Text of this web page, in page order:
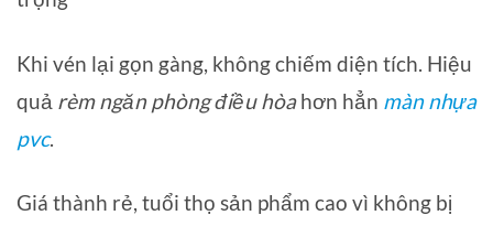
Khi vén lại gọn gàng, không chiếm diện tích. Hiệu
quả rèm ngăn phòng điều hòahơn hẳn màn nhựa
pvc.
Giá thành rẻ, tuổi thọ sản phẩm cao vì không bị